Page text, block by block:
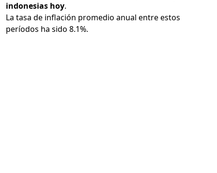
indonesias hoy.
La tasa de inflación promedio anual entre estos
períodos ha sido 8.1%.